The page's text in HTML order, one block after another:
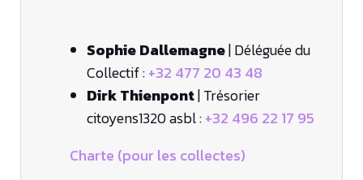
Sophie Dallemagne| Déléguée du
Collectif :+32 477 20 43 48
Dirk Thienpont| Trésorier
citoyens1320 asbl :+32 496 22 17 95
Charte (pour les collectes)